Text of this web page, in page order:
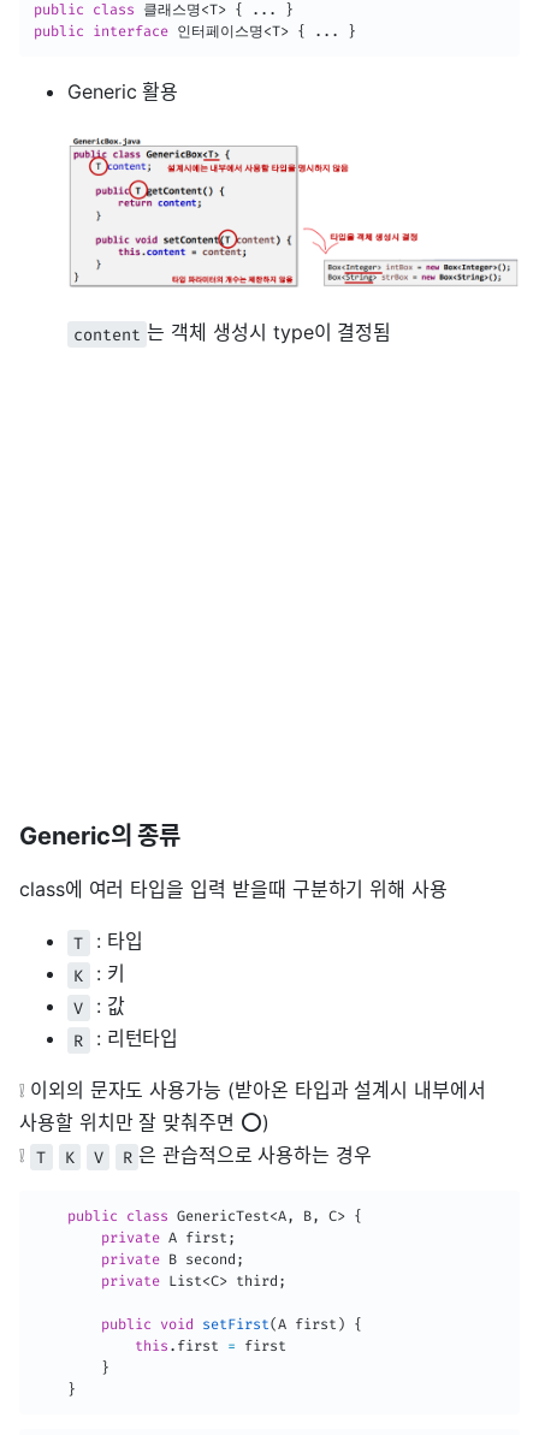
public class 클래스명<T> { . . .
}
public
interface 인터페이스명<T> { . . . }
Generic 활용
content 는 객체 생성시 type이 결정됨
Generic의 종류
class에 여러 타입을 입력 받을때 구분하기 위해 사용
T : 타입
K : 키
V : 값
R : 리턴타입
❕ 이외의 문자도 사용가능 (받아온 타입과 설계시 내부에서
사용할 위치만 잘 맞춰주면 ⭕)
❕
T K V R 은 관습적으로 사용하는 경우
public class GenericTest<A, B, C> {
private A first ;
private B second ;
private List<C> third ;
public void setFirst(A first )
{
this . first = first
}
}